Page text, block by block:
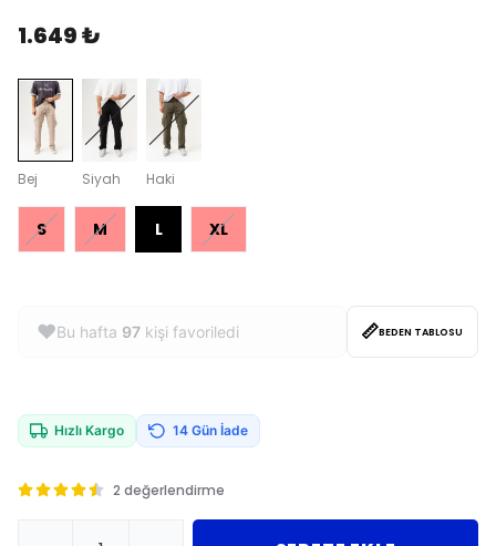
1.649 ₺
Bej Siyah Haki
S M L XL
❤️Bu hafta 97 kişi favoriledi 📏BEDEN TABLOSU
Hızlı Kargo 14 Gün İade
2 değerlendirme